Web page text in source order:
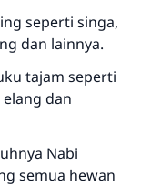
seperti singa,
dan lainnya.
tajam seperti
dan
Nabi
semua hewan